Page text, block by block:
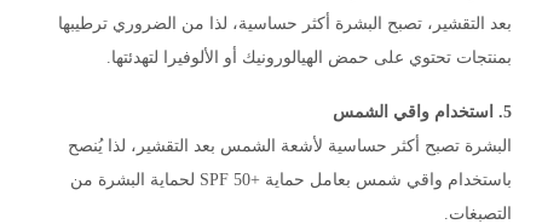
بعد التقشير، تصبح البشرة أكثر حساسية، لذا من الضروري ترطيبها
بمنتجات تحتوي على حمض الهيالورونيك أو الألوفيرا لتهدئتها.
5. استخدام واقي الشمس
البشرة تصبح أكثر حساسية لأشعة الشمس بعد التقشير، لذا يُنصح
باستخدام واقي شمس بعامل حماية +50 SPF لحماية البشرة من
التصبغات.